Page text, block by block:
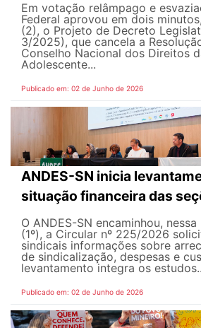
Em votação relâmpago e
Federal aprovou em dois
(2), o Projeto de Decreto
3/2025), que cancela a
Conselho Nacional dos Direitos
Adolescente...
Publicado em: 02 de Junho de 2026
ANDES-SN inicia
situação financeira das
O ANDES-SN encaminhou,
(1º), a Circular nº 225/2026
sindicais informações sobre
de sindicalização, despesas e
levantamento integra os
Publicado em: 02 de Junho de 2026